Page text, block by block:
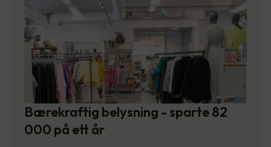
Bærekraftig belysning - sparte 82
000 på ett år